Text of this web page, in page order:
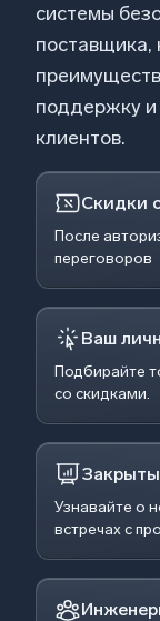
системы
поставщика,
поддержку
клиентов.
Скидки
После
переговоров
Ваш
Подбирайте
со скидками.
Узнавайте о
встречах с